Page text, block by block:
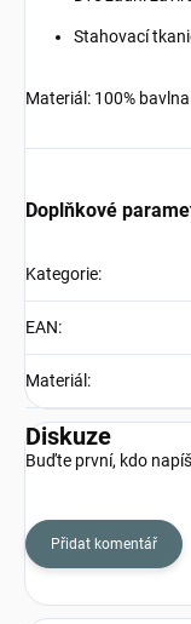
Stahovací
Materiál: 100% bavlna
Doplňkové
Kategorie:
EAN:
Materiál :
Diskuze
Buďte první, kdo
Přidat komentář